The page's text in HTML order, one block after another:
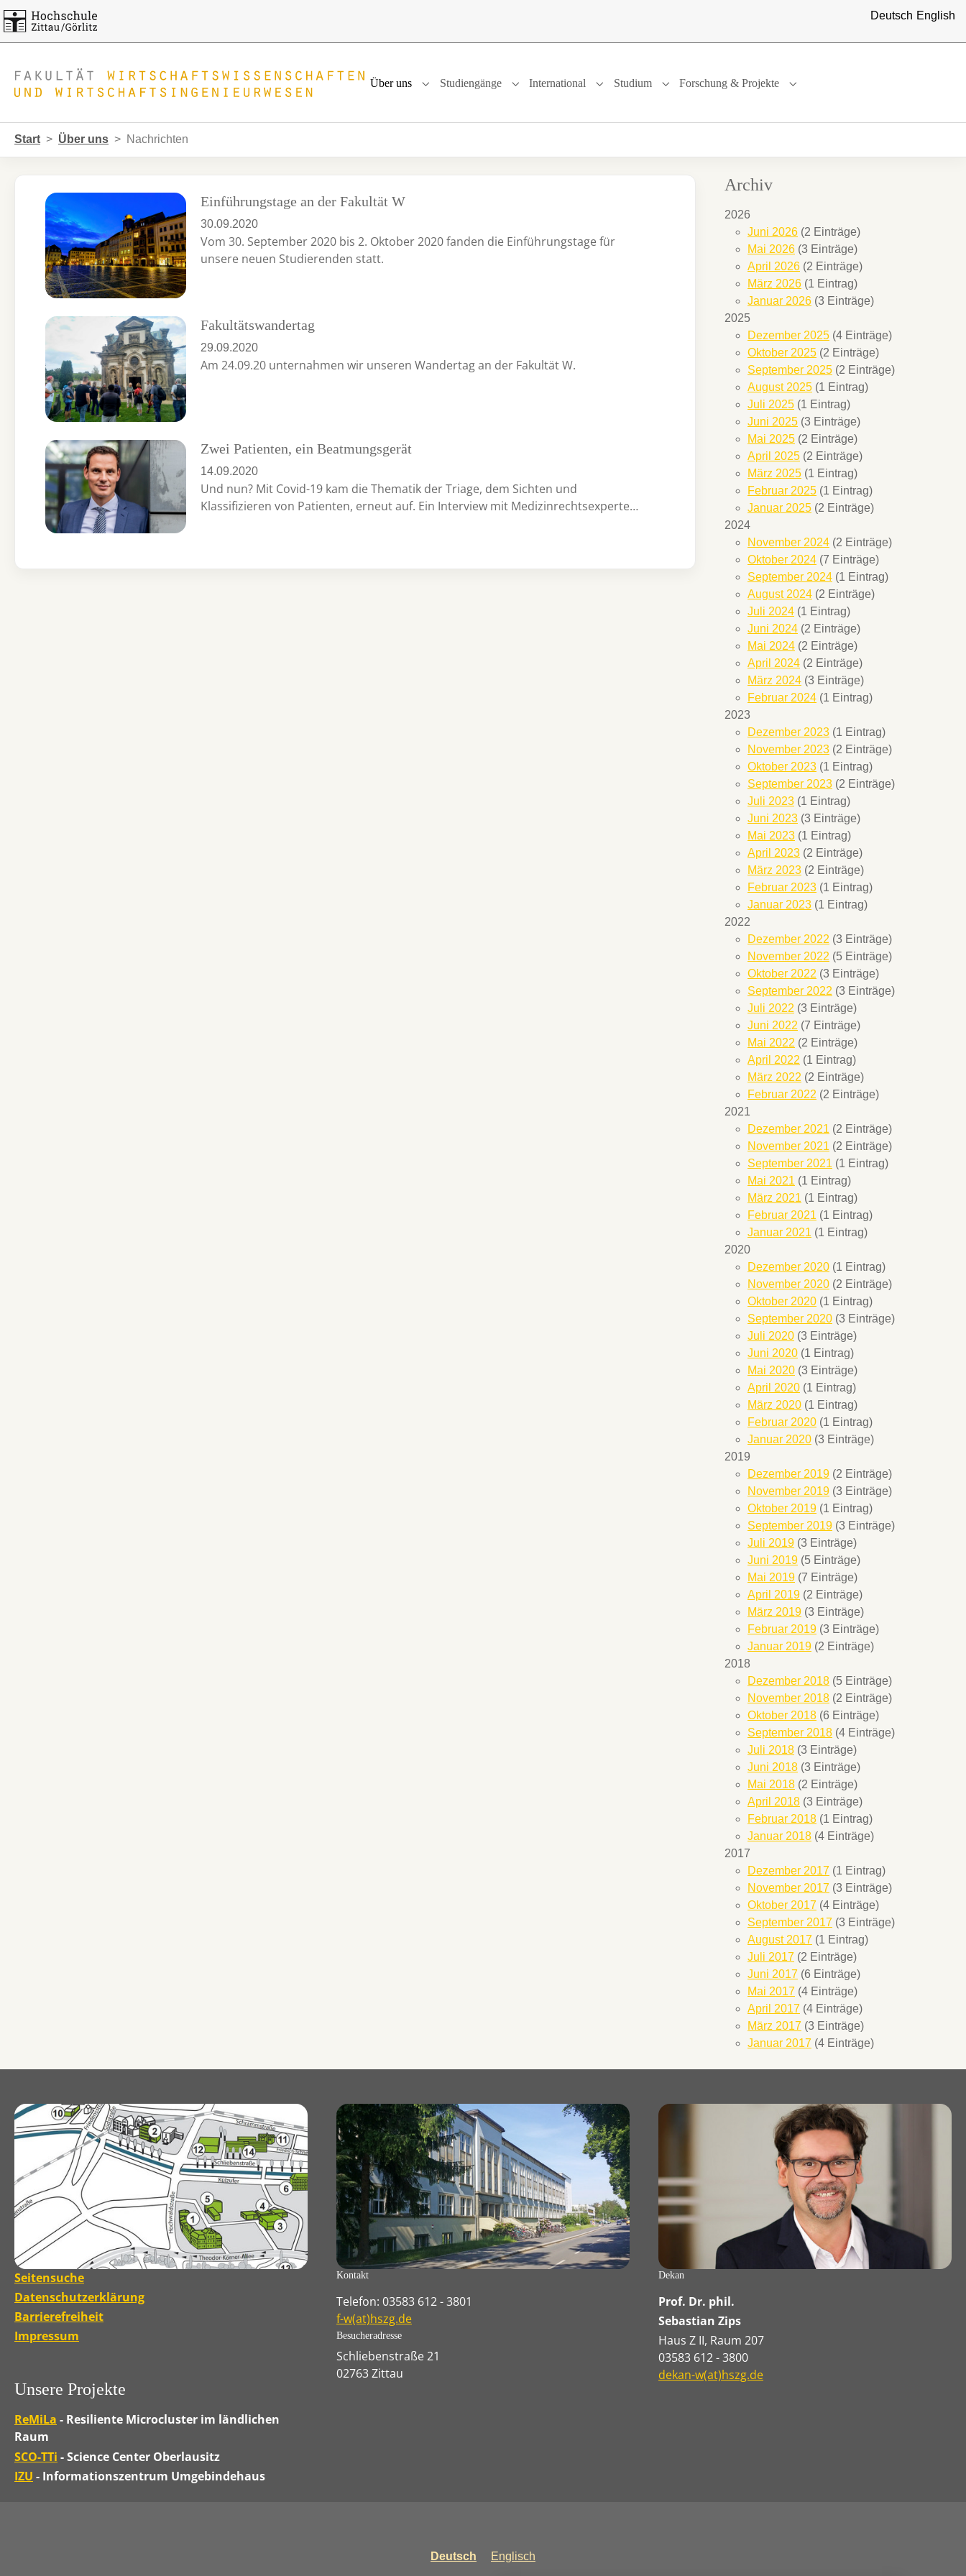
Deutsch English
Über uns
Submenu for "Über uns"
Studiengänge
Submenu for "Studiengänge"
International
Submenu for "International"
Studium
Submenu for "Studium"
Forschung & Projekte
Submenu for "Forschung & Projekte"
Sie sind hier:
Start Über uns Nachrichten
Einführungstage an der Fakultät W
30.09.2020
Vom 30. September 2020 bis 2. Oktober 2020 fanden die Einführungstage für
unsere neuen Studierenden statt.
Fakultätswandertag
29.09.2020
Am 24.09.20 unternahmen wir unseren Wandertag an der Fakultät W.
Zwei Patienten, ein Beatmungsgerät
14.09.2020
Und nun? Mit Covid-19 kam die Thematik der Triage, dem Sichten und
Klassifizieren von Patienten, erneut auf. Ein Interview mit Medizinrechtsexperte…
Archiv
2026
Juni 2026 (2 Einträge)
Mai 2026 (3 Einträge)
April 2026 (2 Einträge)
März 2026 (1 Eintrag)
Januar 2026 (3 Einträge)
2025
Dezember 2025 (4 Einträge)
Oktober 2025 (2 Einträge)
September 2025 (2 Einträge)
August 2025 (1 Eintrag)
Juli 2025 (1 Eintrag)
Juni 2025 (3 Einträge)
Mai 2025 (2 Einträge)
April 2025 (2 Einträge)
März 2025 (1 Eintrag)
Februar 2025 (1 Eintrag)
Januar 2025 (2 Einträge)
2024
November 2024 (2 Einträge)
Oktober 2024 (7 Einträge)
September 2024 (1 Eintrag)
August 2024 (2 Einträge)
Juli 2024 (1 Eintrag)
Juni 2024 (2 Einträge)
Mai 2024 (2 Einträge)
April 2024 (2 Einträge)
März 2024 (3 Einträge)
Februar 2024 (1 Eintrag)
2023
Dezember 2023 (1 Eintrag)
November 2023 (2 Einträge)
Oktober 2023 (1 Eintrag)
September 2023 (2 Einträge)
Juli 2023 (1 Eintrag)
Juni 2023 (3 Einträge)
Mai 2023 (1 Eintrag)
April 2023 (2 Einträge)
März 2023 (2 Einträge)
Februar 2023 (1 Eintrag)
Januar 2023 (1 Eintrag)
2022
Dezember 2022 (3 Einträge)
November 2022 (5 Einträge)
Oktober 2022 (3 Einträge)
September 2022 (3 Einträge)
Juli 2022 (3 Einträge)
Juni 2022 (7 Einträge)
Mai 2022 (2 Einträge)
April 2022 (1 Eintrag)
März 2022 (2 Einträge)
Februar 2022 (2 Einträge)
2021
Dezember 2021 (2 Einträge)
November 2021 (2 Einträge)
September 2021 (1 Eintrag)
Mai 2021 (1 Eintrag)
März 2021 (1 Eintrag)
Februar 2021 (1 Eintrag)
Januar 2021 (1 Eintrag)
2020
Dezember 2020 (1 Eintrag)
November 2020 (2 Einträge)
Oktober 2020 (1 Eintrag)
September 2020 (3 Einträge)
Juli 2020 (3 Einträge)
Juni 2020 (1 Eintrag)
Mai 2020 (3 Einträge)
April 2020 (1 Eintrag)
März 2020 (1 Eintrag)
Februar 2020 (1 Eintrag)
Januar 2020 (3 Einträge)
2019
Dezember 2019 (2 Einträge)
November 2019 (3 Einträge)
Oktober 2019 (1 Eintrag)
September 2019 (3 Einträge)
Juli 2019 (3 Einträge)
Juni 2019 (5 Einträge)
Mai 2019 (7 Einträge)
April 2019 (2 Einträge)
März 2019 (3 Einträge)
Februar 2019 (3 Einträge)
Januar 2019 (2 Einträge)
2018
Dezember 2018 (5 Einträge)
November 2018 (2 Einträge)
Oktober 2018 (6 Einträge)
September 2018 (4 Einträge)
Juli 2018 (3 Einträge)
Juni 2018 (3 Einträge)
Mai 2018 (2 Einträge)
April 2018 (3 Einträge)
Februar 2018 (1 Eintrag)
Januar 2018 (4 Einträge)
2017
Dezember 2017 (1 Eintrag)
November 2017 (3 Einträge)
Oktober 2017 (4 Einträge)
September 2017 (3 Einträge)
August 2017 (1 Eintrag)
Juli 2017 (2 Einträge)
Juni 2017 (6 Einträge)
Mai 2017 (4 Einträge)
April 2017 (4 Einträge)
März 2017 (3 Einträge)
Januar 2017 (4 Einträge)
Seitensuche
Datenschutzerklärung
Barrierefreiheit
Impressum
Unsere Projekte
ReMiLa - Resiliente Microcluster im ländlichen
Raum
SCO-TTi - Science Center Oberlausitz
IZU - Informationszentrum Umgebindehaus
Kontakt
Telefon: 03583 612 - 3801
f-w(at)hszg.de
Besucheradresse
Schliebenstraße 21
02763 Zittau
Dekan
Prof. Dr. phil.
Sebastian Zips
Haus Z II, Raum 207
03583 612 - 3800
dekan-w(at)hszg.de
Deutsch Englisch